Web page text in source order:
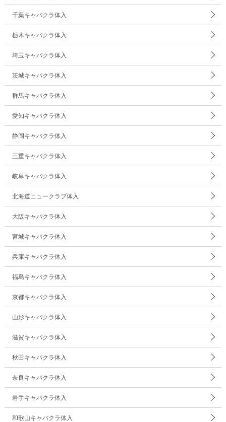
千葉キャバクラ体入
栃木キャバクラ体入
埼玉キャバクラ体入
茨城キャバクラ体入
群馬キャバクラ体入
愛知キャバクラ体入
静岡キャバクラ体入
三重キャバクラ体入
岐阜キャバクラ体入
北海道ニュークラブ体入
大阪キャバクラ体入
宮城キャバクラ体入
兵庫キャバクラ体入
福島キャバクラ体入
京都キャバクラ体入
山形キャバクラ体入
滋賀キャバクラ体入
秋田キャバクラ体入
奈良キャバクラ体入
岩手キャバクラ体入
和歌山キャバクラ体入